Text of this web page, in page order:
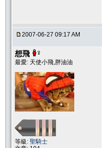
2007-06-27 09:17 AM
想飛
最愛: 天使小飛,胖油油
等級: 聖騎士